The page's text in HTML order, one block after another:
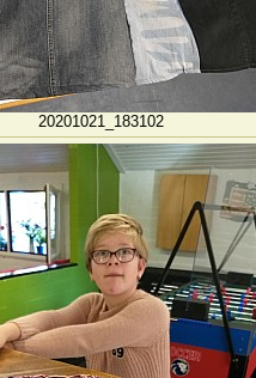
20201021_183102